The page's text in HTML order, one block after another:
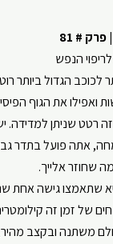
# 81
הנפש⁠
לכוכב הגדול ביותר
את הגוף הפיסי
רטט שניתן למדידה.
אתה פועל בתדר
שחוזר אלייך.
שתאמצו גישה אחת
של זמן זה
משתנה ובקצב